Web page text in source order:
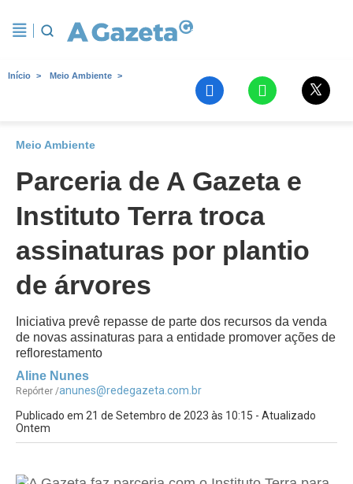
Início Meio Ambiente
Meio Ambiente
Parceria de A Gazeta e
Instituto Terra troca
assinaturas por plantio
de árvores
Iniciativa prevê repasse de parte dos recursos da venda
de novas assinaturas para a entidade promover ações de
reflorestamento
Aline Nunes
Repórter /anunes@redegazeta.com.br
Publicado em 21 de Setembro de 2023 às 10:15 - Atualizado
Ontem